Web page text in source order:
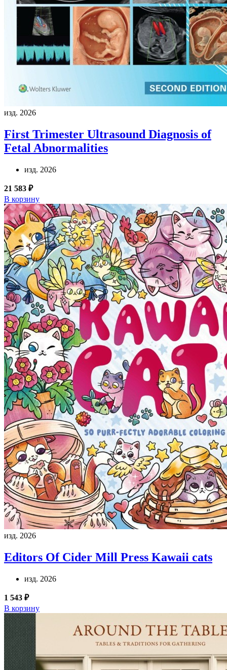
изд. 2026
First Trimester Ultrasound Diagnosis of
Fetal Abnormalities
изд. 2026
21 583 ₽
В корзину
изд. 2026
Editors Of Cider Mill Press Kawaii cats
изд. 2026
1 543 ₽
В корзину